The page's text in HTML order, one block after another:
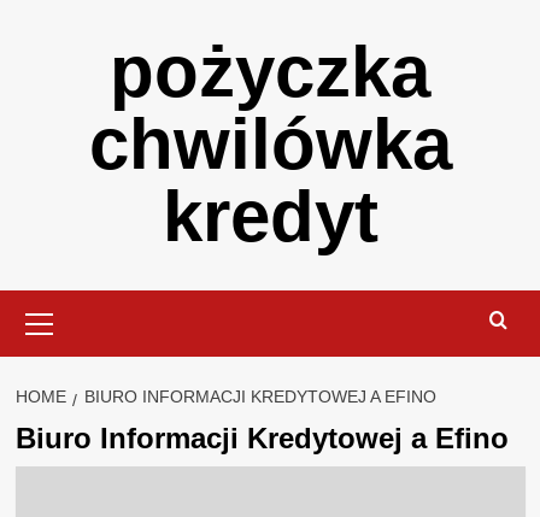
pożyczka
chwilówka
kredyt
Menu
HOME BIURO INFORMACJI KREDYTOWEJ A EFINO
Biuro Informacji Kredytowej a Efino